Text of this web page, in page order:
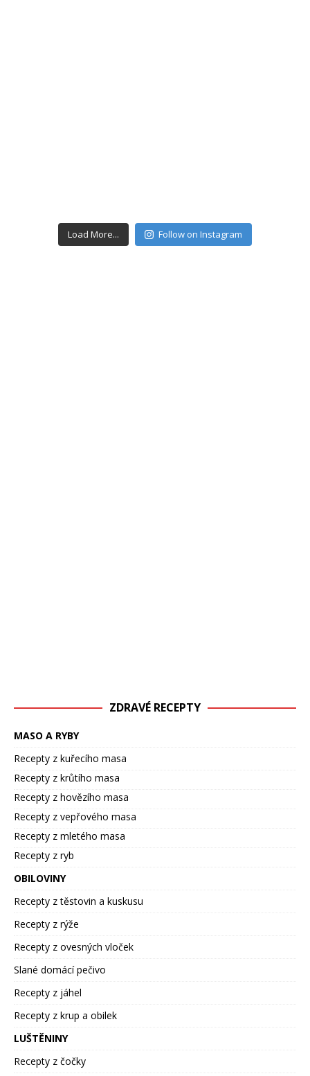
Load More... Follow on Instagram
ZDRAVÉ RECEPTY
MASO A RYBY
Recepty z kuřecího masa
Recepty z krůtího masa
Recepty z hovězího masa
Recepty z vepřového masa
Recepty z mletého masa
Recepty z ryb
OBILOVINY
Recepty z těstovin a kuskusu
Recepty z rýže
Recepty z ovesných vloček
Slané domácí pečivo
Recepty z jáhel
Recepty z krup a obilek
LUŠTĚNINY
Recepty z čočky